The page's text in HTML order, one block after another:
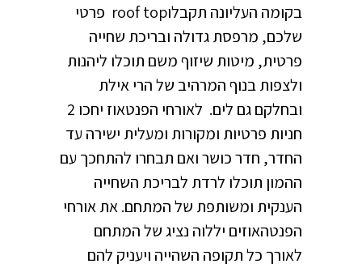
בקומה העליונה תקבלוroof top פרטי
שלכם, מרפסת גדולה ובריכת שחייה
פרטית, מיטות שיזוף משם תוכלו ליהנות
ולצפות בנוף המרהיב של הרי אילת
ובחלקם גם לים. לאורחי הפנטאוז יחכו 2
חניות פרטיות ומקורות ומעלית ישירה עד
החדר, חדר כושר ואם תבחרו להתחכך עם
ההמון תוכלו לרדת לבריכת השחייה
הענקית ומשותפת של המתחם. את אורחי
הפנטהאוזים יללוה נציג של המתחם
לאורך כל תקופה השהייה ויעניק להם